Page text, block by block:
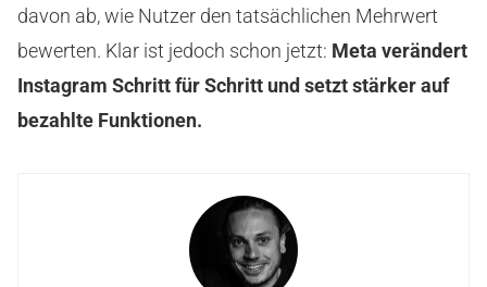
davon ab, wie Nutzer den tatsächlichen Mehrwert
bewerten. Klar ist jedoch schon jetzt: Meta verändert
Instagram Schritt für Schritt und setzt stärker auf
bezahlte Funktionen.